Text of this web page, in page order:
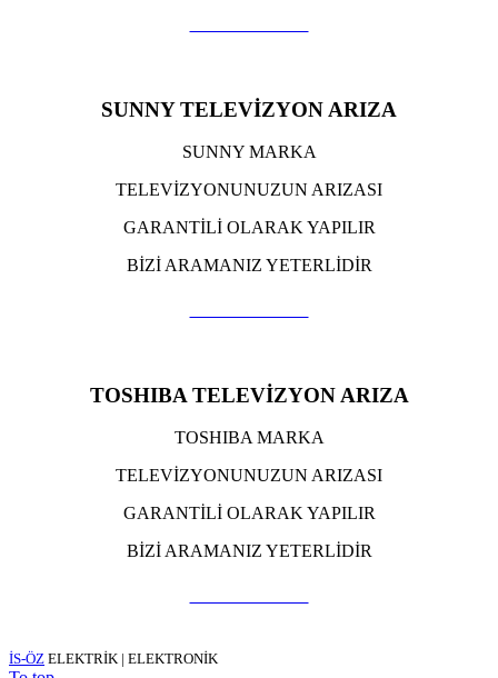
SUNNY TELEVİZYON ARIZA
SUNNY MARKA
TELEVİZYONUNUZUN ARIZASI
GARANTİLİ OLARAK YAPILIR
BİZİ ARAMANIZ YETERLİDİR
TOSHIBA TELEVİZYON ARIZA
TOSHIBA MARKA
TELEVİZYONUNUZUN ARIZASI
GARANTİLİ OLARAK YAPILIR
BİZİ ARAMANIZ YETERLİDİR
İS-ÖZ ELEKTRİK | ELEKTRONİK